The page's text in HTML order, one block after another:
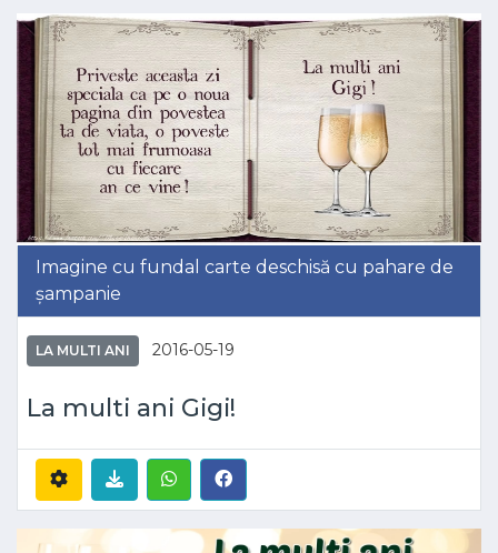
Imagine cu fundal carte deschisă cu pahare de
șampanie
LA MULTI ANI 2016-05-19
La multi ani Gigi!